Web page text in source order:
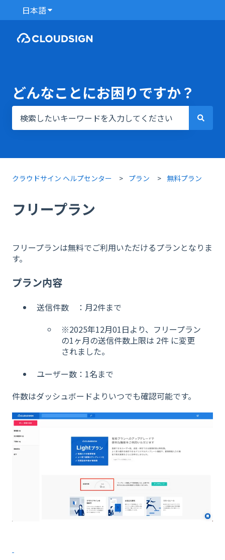
日本語翻訳のサブメニューを表示
どんなことにお困りですか？
クラウドサイン ヘルプセンター プラン 無料プラン
フリープラン
フリープランは無料でご利用いただけるプランとなりま
す。
プラン内容
送信件数 ：月2件まで
※2025年12月01日より、フリープラン
の1ヶ月の送信件数上限は 2件 に変更
されました。
ユーザー数：1名まで
件数はダッシュボードよりいつでも確認可能です。